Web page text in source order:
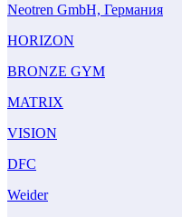
Neotren GmbH, Германия
HORIZON
BRONZE GYM
MATRIX
VISION
DFC
Weider